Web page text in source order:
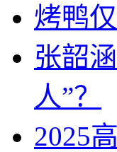
烤鸭
张韶
人”？
2025